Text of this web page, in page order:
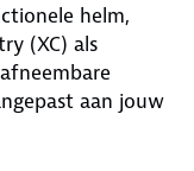
helm,
(XC) als
aan jouw